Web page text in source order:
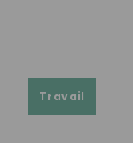
Travail